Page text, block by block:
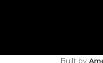
Built by